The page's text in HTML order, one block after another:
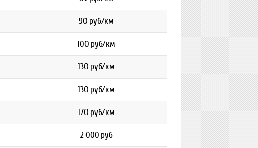
90 руб/км
100 руб/км
130 руб/км
130 руб/км
170 руб/км
2 000 руб